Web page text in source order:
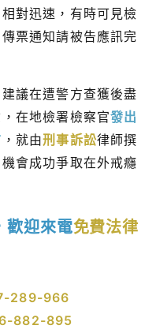
對迅速，有時可見檢
票通知請被告應訊完
議在遭警方查獲後盡
在地檢署檢察官發出
，就由刑事訴訟律師撰
機會成功爭取在外戒癮
歡迎來電免費法律
289-966
882-895